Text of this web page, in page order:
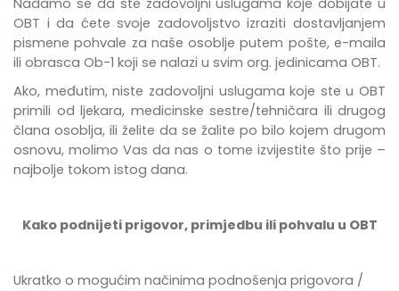
Nadamo se da ste zadovoljni uslugama koje dobijate u
OBT i da ćete svoje zadovoljstvo izraziti dostavljanjem
pismene pohvale za naše osoblje putem pošte, e-maila
ili obrasca Ob-1 koji se nalazi u svim org. jedinicama OBT.
Ako, međutim, niste zadovoljni uslugama koje ste u OBT
primili od ljekara, medicinske sestre/tehničara ili drugog
člana osoblja, ili želite da se žalite po bilo kojem drugom
osnovu, molimo Vas da nas o tome izvijestite što prije –
najbolje tokom istog dana.
Kako podnijeti prigovor, primjedbu ili pohvalu u OBT
Ukratko o mogućim načinima podnošenja prigovora /